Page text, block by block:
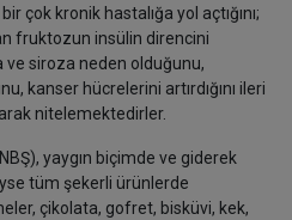
çok kronik hastalığa yol açtığını;
fruktozun insülin direncini
ve siroza neden olduğunu,
kanser hücrelerini artırdığını ileri
nitelemektedirler.
yaygın biçimde ve giderek
tüm şekerli ürünlerde
çikolata, gofret, bisküvi, kek,